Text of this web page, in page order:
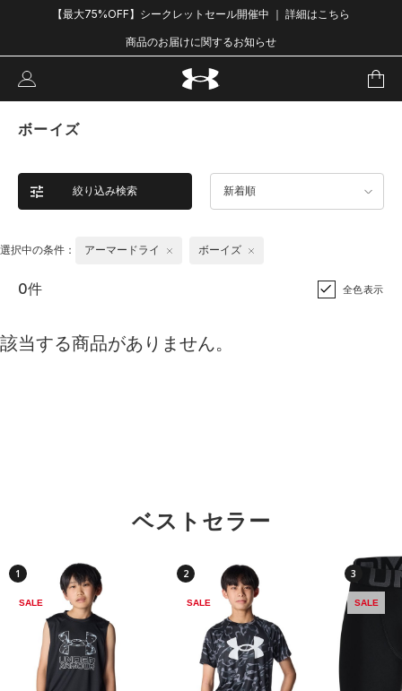
【最大75%OFF】シークレットセール開催中 ｜ 詳細はこちら
商品のお届けに関するお知らせ
ボーイズ
絞り込み検索 新着順
選択中の条件： アーマードライ ボーイズ
0件 全色表示
該当する商品がありません。
ベストセラー
1
SALE
2
SALE
3
SALE